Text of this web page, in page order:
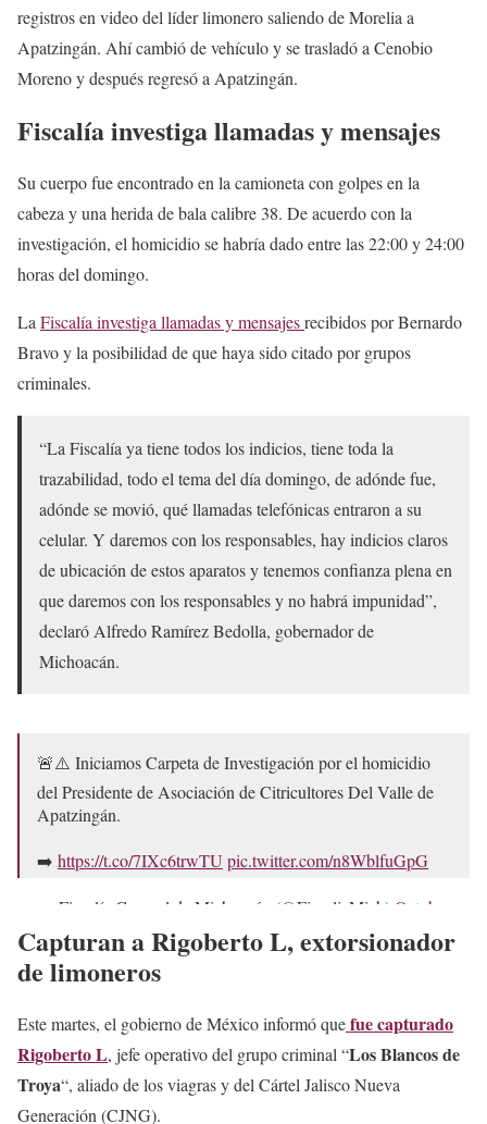
registros en video del líder limonero saliendo de Morelia a
Apatzingán. Ahí cambió de vehículo y se trasladó a Cenobio
Moreno y después regresó a Apatzingán.
Fiscalía investiga llamadas y mensajes
Su cuerpo fue encontrado en la camioneta con golpes en la
cabeza y una herida de bala calibre 38. De acuerdo con la
investigación, el homicidio se habría dado entre las 22:00 y 24:00
horas del domingo.
La Fiscalía investiga llamadas y mensajesrecibidos por Bernardo
Bravo y la posibilidad de que haya sido citado por grupos
criminales.
“La Fiscalía ya tiene todos los indicios, tiene toda la
trazabilidad, todo el tema del día domingo, de adónde fue,
adónde se movió, qué llamadas telefónicas entraron a su
celular. Y daremos con los responsables, hay indicios claros
de ubicación de estos aparatos y tenemos confianza plena en
que daremos con los responsables y no habrá impunidad”,
declaró Alfredo Ramírez Bedolla, gobernador de
Michoacán.
🚨⚠️ Iniciamos Carpeta de Investigación por el homicidio
del Presidente de Asociación de Citricultores Del Valle de
Apatzingán.
➡️ https://t.co/7IXc6trwTU pic.twitter.com/n8WblfuGpG
— Fiscalía General de Michoacán (@FiscaliaMich) October
21, 2025
Capturan a Rigoberto L, extorsionador
de limoneros
Este martes, el gobierno de México informó quefue capturado
Rigoberto L, jefe operativo del grupo criminal “Los Blancos de
Troya“, aliado de los viagras y del Cártel Jalisco Nueva
Generación (CJNG).